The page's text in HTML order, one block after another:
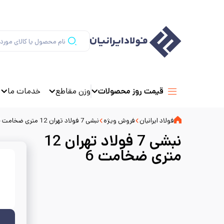
قیمت روز محصولات وزن مقاطع خدمات ما
فولاد ایرانیان فروش ویژه نبشی 7 فولاد تهران 12 متری ضخامت 6
نبشی 7 فولاد تهران 12
متری ضخامت 6